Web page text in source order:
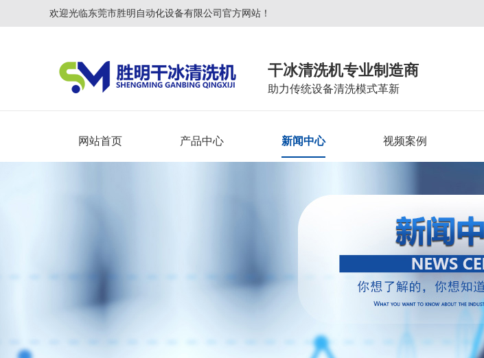
欢迎光临东莞市胜明自动化设备有限公司官方网站！
干冰清洗机专业制造商
助力传统设备清洗模式革新
网站首页 产品中心 新闻中心 视频案例